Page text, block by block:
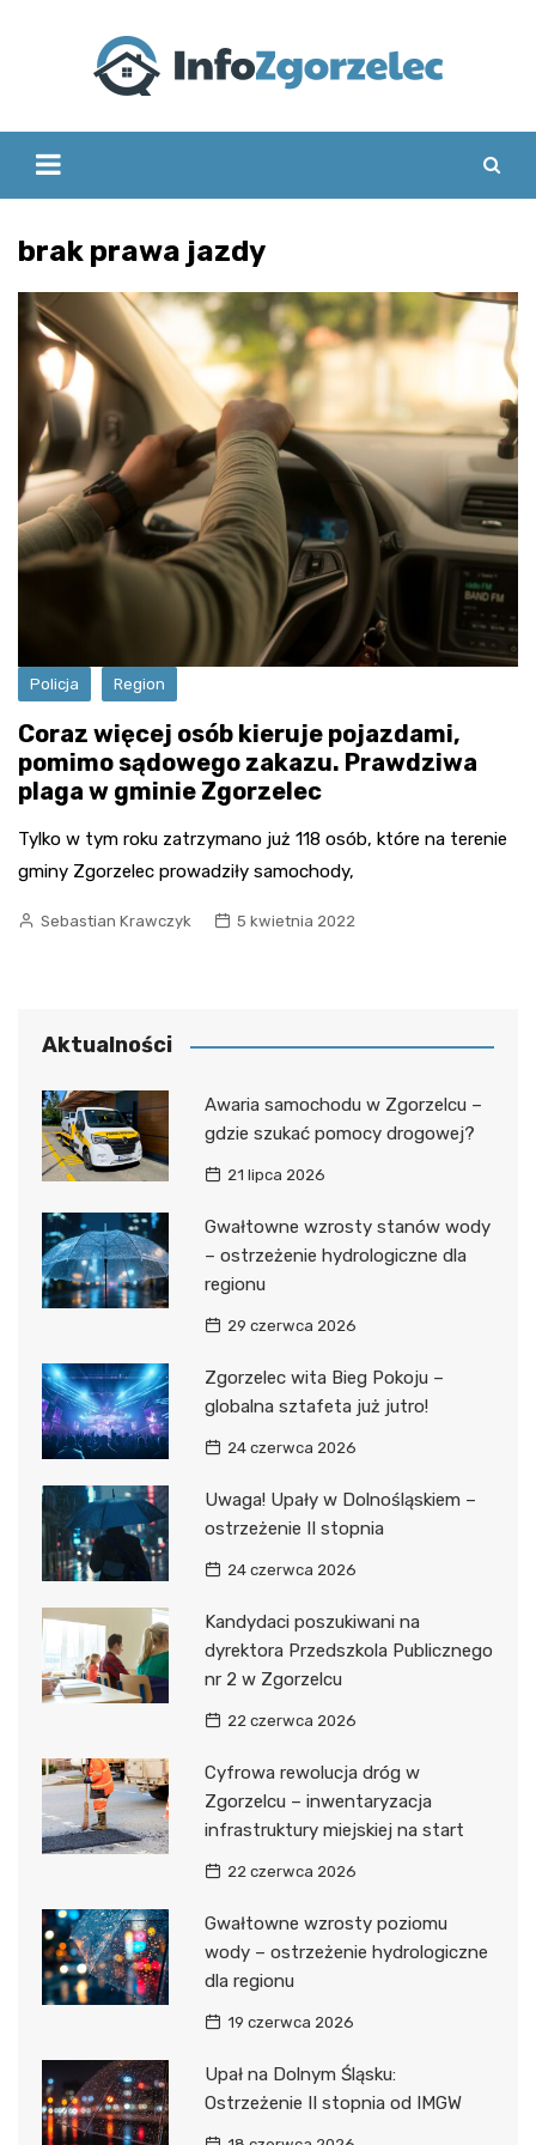
brak prawa jazdy
Policja Region
Coraz więcej osób kieruje pojazdami,
pomimo sądowego zakazu. Prawdziwa
plaga w gminie Zgorzelec
Tylko w tym roku zatrzymano już 118 osób, które na terenie
gminy Zgorzelec prowadziły samochody,
Sebastian Krawczyk 5 kwietnia 2022
Aktualności
Awaria samochodu w Zgorzelcu –
gdzie szukać pomocy drogowej?
21 lipca 2026
Gwałtowne wzrosty stanów wody
– ostrzeżenie hydrologiczne dla
regionu
29 czerwca 2026
Zgorzelec wita Bieg Pokoju –
globalna sztafeta już jutro!
24 czerwca 2026
Uwaga! Upały w Dolnośląskiem –
ostrzeżenie II stopnia
24 czerwca 2026
Kandydaci poszukiwani na
dyrektora Przedszkola Publicznego
nr 2 w Zgorzelcu
22 czerwca 2026
Cyfrowa rewolucja dróg w
Zgorzelcu – inwentaryzacja
infrastruktury miejskiej na start
22 czerwca 2026
Gwałtowne wzrosty poziomu
wody – ostrzeżenie hydrologiczne
dla regionu
19 czerwca 2026
Upał na Dolnym Śląsku:
Ostrzeżenie II stopnia od IMGW